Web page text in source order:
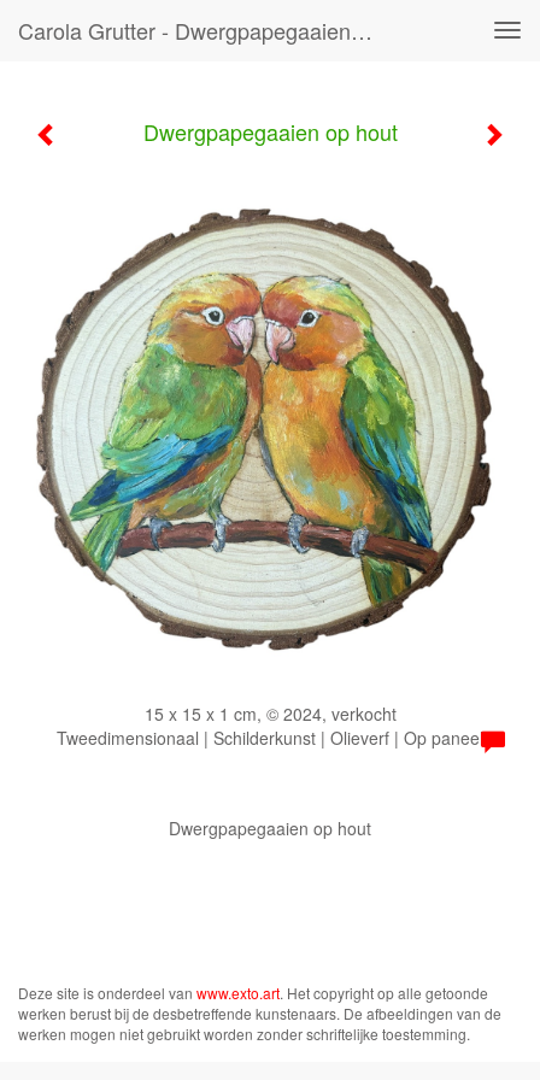
Carola Grutter - Dwergpapegaaien Op Hout
Dwergpapegaaien op hout
15 x 15 x 1 cm, © 2024, verkocht
Tweedimensionaal | Schilderkunst | Olieverf | Op paneel
Dwergpapegaaien op hout
Deze site is onderdeel van www.exto.art. Het copyright op alle getoonde
werken berust bij de desbetreffende kunstenaars. De afbeeldingen van de
werken mogen niet gebruikt worden zonder schriftelijke toestemming.